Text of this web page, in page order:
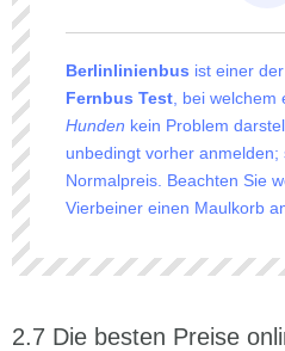
Berlinlinienbus ist einer
Fernbus Test , bei welchem
Hunden kein Problem
unbedingt vorher anmelden;
Normalpreis. Beachten Sie
Vierbeiner einen Maulkorb
Die besten Preise